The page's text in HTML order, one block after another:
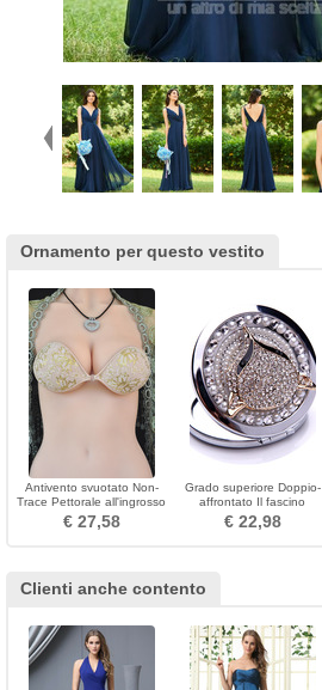
Ornamento per questo vestito
Antivento svuotato Non-
Trace Pettorale all'ingrosso
Incolla Invisible
€ 27,58
Grado superiore Doppio-
affrontato Il fascino
pieghevole Inlaid diamante
Piccolo specchio
€ 22,98
Clienti anche contento